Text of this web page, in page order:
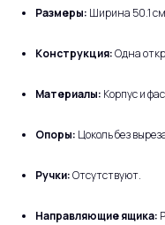
Размеры: Ширина 50.1
Конструкция:Одна
Материалы: Корпус и
Опоры: Цоколь без
Ручки:Отсутствуют.
Направляющие ящика: